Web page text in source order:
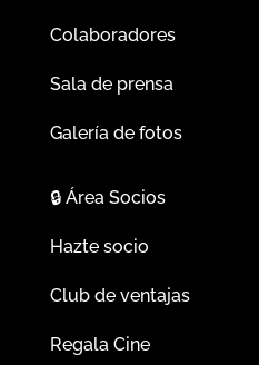
Colaboradores
Sala de prensa
Galería de fotos
🔒Área Socios
Hazte socio
Club de ventajas
Regala Cine